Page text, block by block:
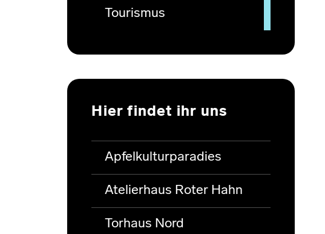
Tourismus
Hier findet ihr uns
Apfelkulturparadies
Atelierhaus Roter Hahn
Torhaus Nord